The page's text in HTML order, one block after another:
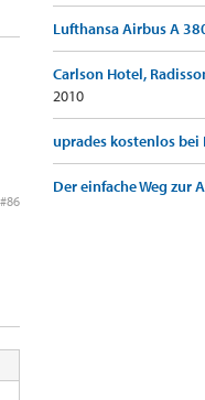
#86
Lufthansa Airbus A
Carlson Hotel,
2010
uprades kostenlos bei
Der einfache Weg zur